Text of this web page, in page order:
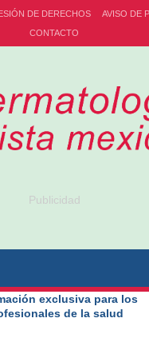
DE DERECHOS
AVISO DE
CONTACTO
Publicidad
exclusiva para los
de la salud